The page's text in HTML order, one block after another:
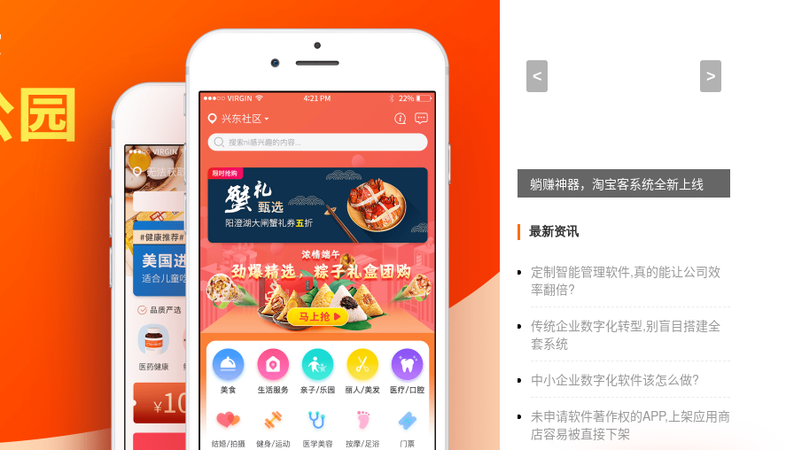
2021-08-23 06:30:00
同样的商品在返利平台购买后可以省更多的
移动互联网时代，拿到代金券在商城，开发多
真金白银省钱。粉丝可以通过平台购买获得
通过返利系统，还可以提升平台的综合价值
2.用于定制收集商品数据、购物凭证等。您
< >
躺赚神器，淘宝客系统全新上线
最新资讯
定制智能管理软件,真的能让公司效
率翻倍?
传统企业数字化转型,别盲目搭建全
套系统
中小企业数字化软件该怎么做?
未申请软件著作权的APP,上架应用商
店容易被直接下架